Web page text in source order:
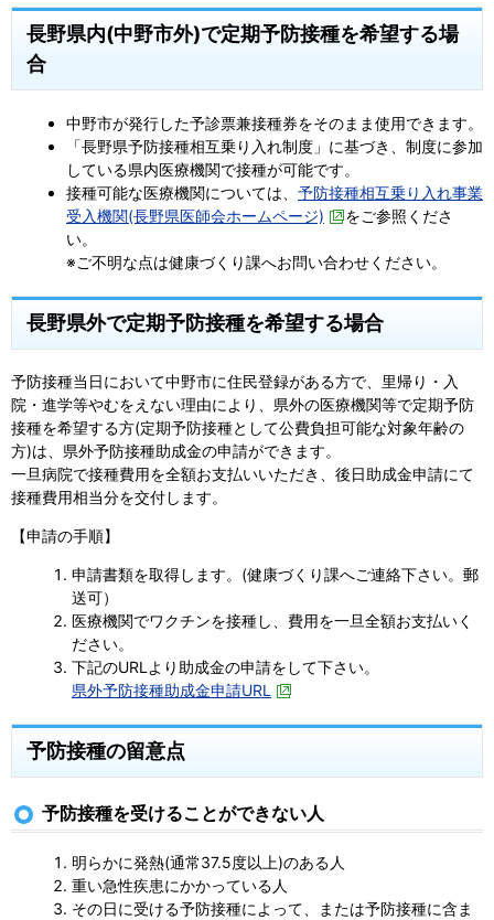
長野県内(中野市外)で定期予防接種を希望する場
合
中野市が発行した予診票兼接種券をそのまま使用できます。
「長野県予防接種相互乗り入れ制度」に基づき、制度に参加
している県内医療機関で接種が可能です。
接種可能な医療機関については、 予防接種相互乗り入れ事業
受入機関(長野県医師会ホームページ)
をご参照くださ
い。
※ご不明な点は健康づくり課へお問い合わせください。
長野県外で定期予防接種を希望する場合
予防接種当日において中野市に住民登録がある方で、里帰り・入
院・進学等やむをえない理由により、県外の医療機関等で定期予防
接種を希望する方(定期予防接種として公費負担可能な対象年齢の
方)は、県外予防接種助成金の申請ができます。
一旦病院で接種費用を全額お支払いいただき、後日助成金申請にて
接種費用相当分を交付します。
【申請の手順】
申請書類を取得します。(健康づくり課へご連絡下さい。郵
送可）
医療機関でワクチンを接種し、費用を一旦全額お支払いく
ださい。
下記のURLより助成金の申請をして下さい。
県外予防接種助成金申請URL
予防接種の留意点
予防接種を受けることができない人
明らかに発熱(通常37.5度以上)のある人
重い急性疾患にかかっている人
その日に受ける予防接種によって、または予防接種に含ま